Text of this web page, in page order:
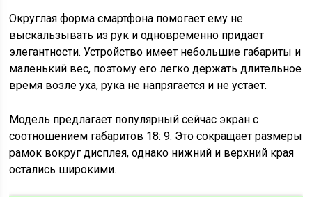
Округлая форма смартфона помогает ему не
выскальзывать из рук и одновременно придает
элегантности. Устройство имеет небольшие габариты и
маленький вес, поэтому его легко держать длительное
время возле уха, рука не напрягается и не устает.
Модель предлагает популярный сейчас экран с
соотношением габаритов 18: 9. Это сокращает размеры
рамок вокруг дисплея, однако нижний и верхний края
остались широкими.